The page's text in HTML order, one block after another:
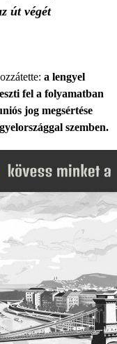
út végét
a lengyel
fel a folyamatban
jog megsértése
szemben.